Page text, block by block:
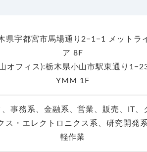
県宇都宮市馬場通り2−1−1 メットラ
ア 8F
オフィス):栃木県小山市駅東通り
YMM 1F
事務系、金融系、営業、販売、IT、
ス・エレクトロニクス系、研究開発
軽作業